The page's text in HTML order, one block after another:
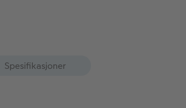
Spesifikasjoner